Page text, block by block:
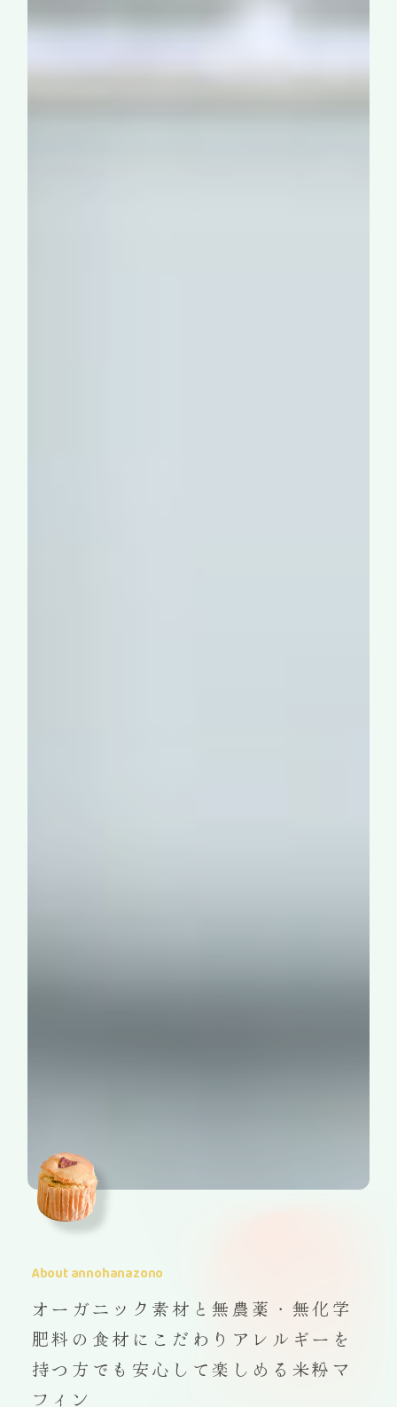
About annohanazono
オーガニック素材と無農薬・無化学
肥料の食材にこだわり アレルギーを
持つ方でも安心して楽しめる米粉マ
フィン